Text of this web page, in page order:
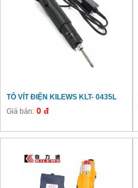
TÔ VÍT ĐIỆN KILEWS KLT- 0435L
Giá bán: 0 đ